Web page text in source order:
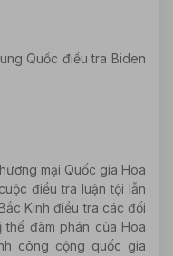
Quốc điều tra Biden
mại Quốc gia Hoa
điều tra luận tội lẫn
Kinh điều tra các đối
đàm phán của Hoa
công cộng quốc gia